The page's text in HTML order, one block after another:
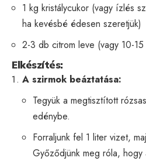
1 kg kristálycukor (vagy ízlés
ha kevésbé édesen szeretjük)
2-3 db citrom leve (vagy 10-15
Elkészítés:
A szirmok beáztatása:
Tegyük a megtisztított
edénybe.
Forraljunk fel 1 liter vizet,
Győződjünk meg róla,